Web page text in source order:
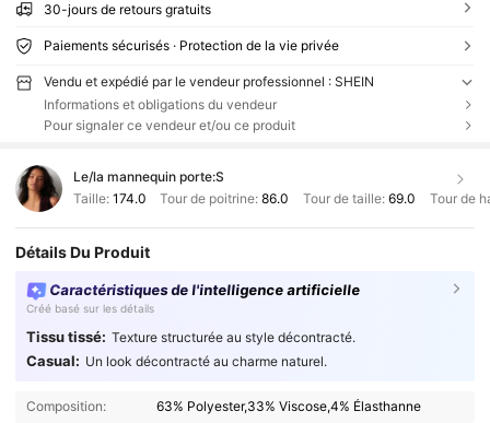
30-jours de retours gratuits
Paiements sécurisés · Protection de la vie privée
Vendu et expédié par le vendeur professionnel : SHEIN
Informations et obligations du vendeur
Pour signaler ce vendeur et/ou ce produit
Le/la mannequin porte:S
Taille: 174.0 Tour de poitrine:86.0 Tour de taille: 69.0 Tour de
Détails Du Produit
Caractéristiques de l'intelligence artificielle
Créé basé sur les détails
Tissu tissé: Texture structurée au style décontracté.
Casual: Un look décontracté au charme naturel.
Composition: 63% Polyester,33% Viscose,4% Élasthanne